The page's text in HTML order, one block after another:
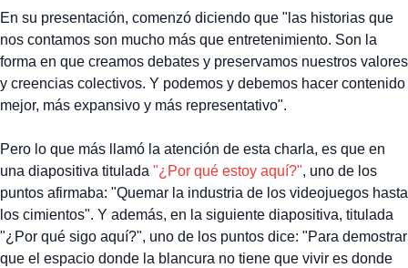
En su presentación, comenzó diciendo que "las historias que
nos contamos son mucho más que entretenimiento. Son la
forma en que creamos debates y preservamos nuestros valores
y creencias colectivos. Y podemos y debemos hacer contenido
mejor, más expansivo y más representativo".
Pero lo que más llamó la atención de esta charla, es que en
una diapositiva titulada "¿Por qué estoy aquí?", uno de los
puntos afirmaba: "Quemar la industria de los videojuegos hasta
los cimientos". Y además, en la siguiente diapositiva, titulada
"¿Por qué sigo aquí?", uno de los puntos dice: "Para demostrar
que el espacio donde la blancura no tiene que vivir es donde